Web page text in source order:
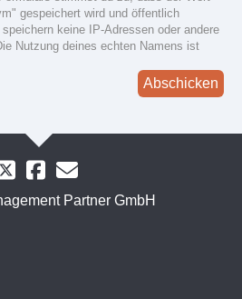
gespeichert wird und öffentlich
keine IP-Adressen oder andere
Nutzung deines echten Namens ist
Abschicken
Partner GmbH